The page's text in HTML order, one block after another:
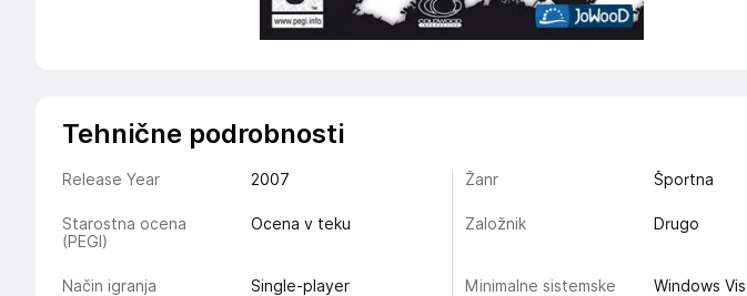
Tehnične podrobnosti
Release Year 2007 Žanr Športna
Starostna ocena
(PEGI)
Ocena v teku Založnik Drugo
Način igranja Single-player
Minimalne sistemske
Windows